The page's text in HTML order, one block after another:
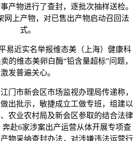
产物进行了查封，逐批次抽样送检。
网上产物，对已售出产物启动召回法
式。
近实名举报维态美（上海）健康科
的维态美卵白酶“铅含量超标”问题，
激发普遍关心。
市新会区市场监视办理局传递称，
出批示，敏捷成立工做专班，组建以
农业农村局及新会区参取的结合法律
赴6家涉案出产运营从体开展专项查
物采纳查封办法，对涉嫌违法运营行